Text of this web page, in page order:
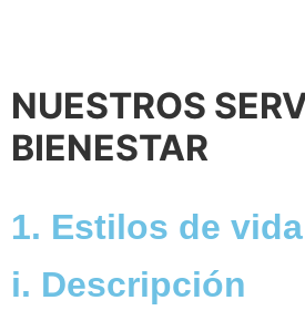
NUESTROS
BIENESTAR
1. Estilos de
i. Descripción